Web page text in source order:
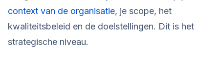
context van de organisatie, je scope, het
kwaliteitsbeleid en de doelstellingen. Dit is het
strategische niveau.